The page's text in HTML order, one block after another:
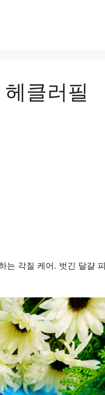
클러필
는 각질 케어. 벗긴 달걀 피